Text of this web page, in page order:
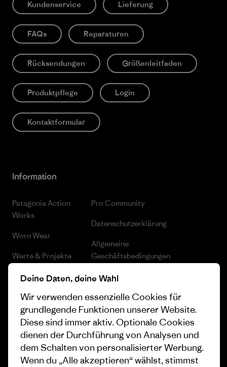
Kundenservice Lieferung
FAQs Reparaturen
Rücksendungen Größenleitfaden
Produktpflege Login
Kontaktformular
Information
Patagonia Action
Works
Worn Wear
Werte & Projekte
Progress Report
Business Unusual
Klimaziele
1% For The Planet
Wie wir finanzieren
Pro Community
Datenschutzerklärung
Allgemeine
Geschäftsbedingungen
Cookie Einstellungen
Karriere
Pressekontakt
Industry program
Affiliate-Programm
Deine Daten, deine Wahl
Wir verwenden essenzielle Cookies für
grundlegende Funktionen unserer Website.
Diese sind immer aktiv. Optionale Cookies
dienen der Durchführung von Analysen und
dem Schalten von personalisierter Werbung.
Wenn du „Alle akzeptieren“ wählst, stimmst